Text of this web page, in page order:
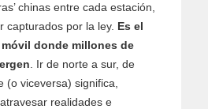
chinas entre cada estación,
capturados por la ley. Es el
donde millones de
. Ir de norte a sur, de
(o viceversa) significa,
realidades e